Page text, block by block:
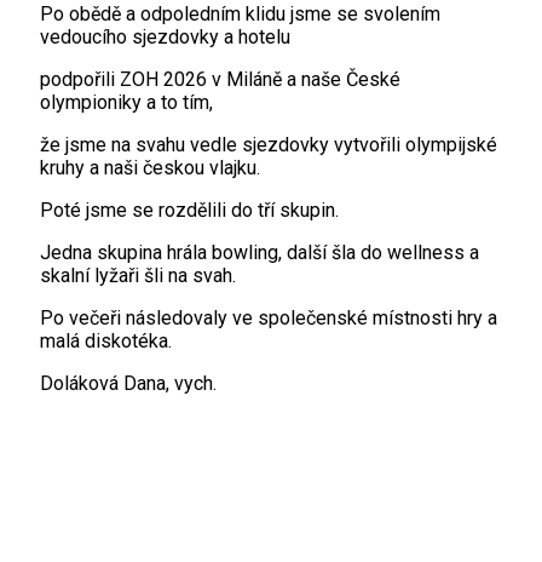
Po obědě a odpoledním klidu jsme se svolením
vedoucího sjezdovky a hotelu
podpořili ZOH 2026 v Miláně a naše České
olympioniky a to tím,
že jsme na svahu vedle sjezdovky vytvořili olympijské
kruhy a naši českou vlajku.
Poté jsme se rozdělili do tří skupin.
Jedna skupina hrála bowling, další šla do wellness a
skalní lyžaři šli na svah.
Po večeři následovaly ve společenské místnosti hry a
malá diskotéka.
Doláková Dana, vych.